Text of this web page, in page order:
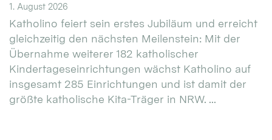
1. August 2026
Katholino feiert sein erstes Jubiläum und erreicht
gleichzeitig den nächsten Meilenstein: Mit der
Übernahme weiterer 182 katholischer
Kindertageseinrichtungen wächst Katholino auf
insgesamt 285 Einrichtungen und ist damit der
größte katholische Kita-Träger in NRW. ...